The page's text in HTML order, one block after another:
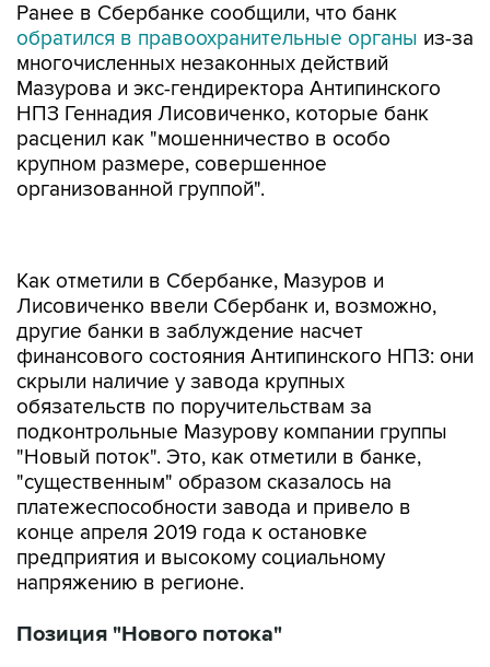
Ранее в Сбербанке сообщили, что банк
обратился в правоохранительные органы из-за
многочисленных незаконных действий
Мазурова и экс-гендиректора Антипинского
НПЗ Геннадия Лисовиченко, которые банк
расценил как "мошенничество в особо
крупном размере, совершенное
организованной группой".
другие банки в заблуждение насчет
финансового состояния Антипинского НПЗ: они
скрыли наличие у завода крупных
обязательств по поручительствам за
подконтрольные Мазурову компании группы
"Новый поток". Это, как отметили в банке,
"существенным" образом сказалось на
платежеспособности завода и привело в
конце апреля 2019 года к остановке
предприятия и высокому социальному
напряжению в регионе.
Позиция "Нового потока"
В пресс-службе "Нового потока" "Интерфаксу"